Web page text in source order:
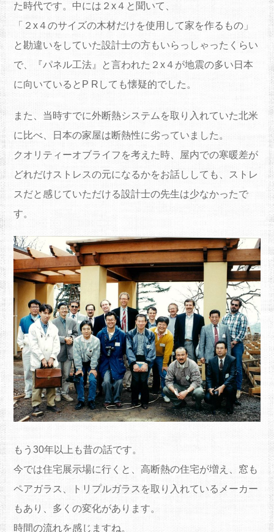
た時代です。中には２x４と聞いて、
「２x４のサイズの木材だけを使用して家を作るもの」
と勘違いをしていた設計士の方もいらっしゃったくらい
で、『パネル工法』と言われた２x４が地震の多い日本
に向いているとP Rしても懐疑的でした。
また、当時すでに外断熱システムを取り入れていた北米
に比べ、日本の家屋は断熱性に劣っていました。
クオリティーオブライフを考えた時、屋内での寒暖差が
どれだけストレスの元になるかをお話ししても、ストレ
スだと感じていただける設計士の先生は少なかったで
す。
もう30年以上も昔の話です。
今では住宅展示場に行くと、高断熱の住宅が増え、窓も
ペアガラス、トリプルガラスを取り入れているメーカー
もあり、多くの変化があります。
時間の流れを感じますね。